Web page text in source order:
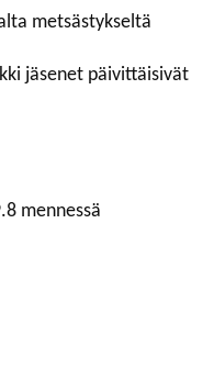
metsästykseltä
jäsenet päivittäisivät
mennessä